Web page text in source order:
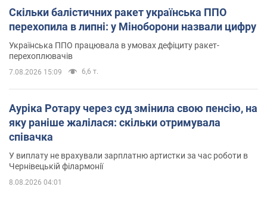
Скільки балістичних ракет українська ППО
перехопила в липні: у Міноборони назвали цифру
Українська ППО працювала в умовах дефіциту ракет-
перехоплювачів
7.08.2026 15:09 6,6 т.
Ауріка Ротару через суд змінила свою пенсію, на
яку раніше жалілася: скільки отримувала
співачка
У виплату не врахували зарплатню артистки за час роботи в
Чернівецькій філармонії
8.08.2026 04:01